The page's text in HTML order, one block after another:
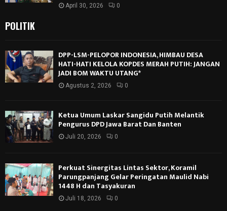
April 30, 2026 0
POLITIK
DPP-LSM-PELOPOR INDONESIA, HIMBAU DESA
HATI-HATI KELOLA KOPDES MERAH PUTIH: JANGAN
JADI BOM WAKTU UTANG*
Agustus 2, 2026 0
Ketua Umum Laskar Sangidu Putih Melantik
Pengurus DPD Jawa Barat Dan Banten
Juli 20, 2026 0
Perkuat Sinergitas Lintas Sektor, Koramil
Parungpanjang Gelar Peringatan Maulid Nabi
1448 H dan Tasyakuran
Juli 18, 2026 0